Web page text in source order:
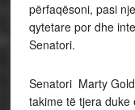
përfaqësoni, pasi
qytetare por dhe
Senatori.
Senatori Marty
takime të tjera